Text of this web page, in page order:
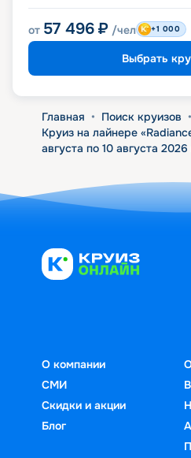
от 57 496 ₽ /чел +1 000
Выбрать
Главная • Поиск круизов •
Круиз на лайнере
августа по 10 августа 2026
О компании
СМИ
Скидки и акции
Блог